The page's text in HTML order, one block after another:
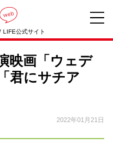
LIFE公式サイト
映画「ウェデ
君にサチア
2022年01月21日